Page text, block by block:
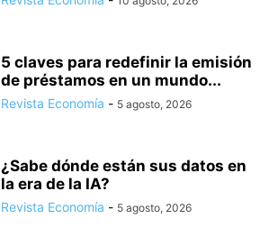
5 claves para redefinir la emisión
de préstamos en un mundo...
Revista Economía - 5 agosto, 2026
¿Sabe dónde están sus datos en
la era de la IA?
Revista Economía - 5 agosto, 2026